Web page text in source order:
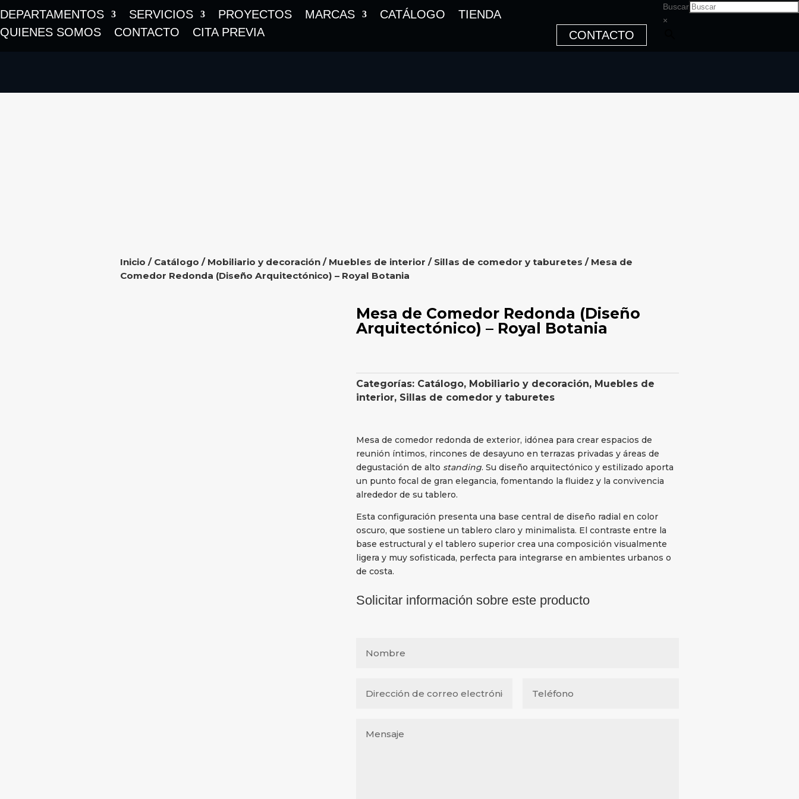
DEPARTAMENTOS SERVICIOS PROYECTOS MARCAS CATÁLOGO
TIENDA
QUIENES SOMOS
CONTACTO CITA PREVIA CONTACTO
Buscar
×
Inicio / Catálogo / Mobiliario y decoración/ Muebles de interior / Sillas de comedor y taburetes / Mesa de
Comedor Redonda (Diseño Arquitectónico) – Royal Botania
Mesa de Comedor Redonda (Diseño
Arquitectónico) – Royal Botania
Categorías: Catálogo, Mobiliario y decoración, Muebles de
interior, Sillas de comedor y taburetes
Mesa de comedor redonda de exterior, idónea para crear espacios de
reunión íntimos, rincones de desayuno en terrazas privadas y áreas de
degustación de alto standing. Su diseño arquitectónico y estilizado aporta
un punto focal de gran elegancia, fomentando la fluidez y la convivencia
alrededor de su tablero.
Esta configuración presenta una base central de diseño radial en color
oscuro, que sostiene un tablero claro y minimalista. El contraste entre la
base estructural y el tablero superior crea una composición visualmente
ligera y muy sofisticada, perfecta para integrarse en ambientes urbanos o
de costa.
Solicitar información sobre este producto